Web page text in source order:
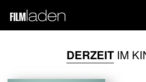
DERZEITIM